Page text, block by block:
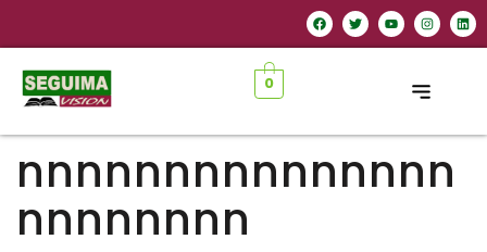
0
nnnnnnnnnnnnnnn
nnnnnnnn